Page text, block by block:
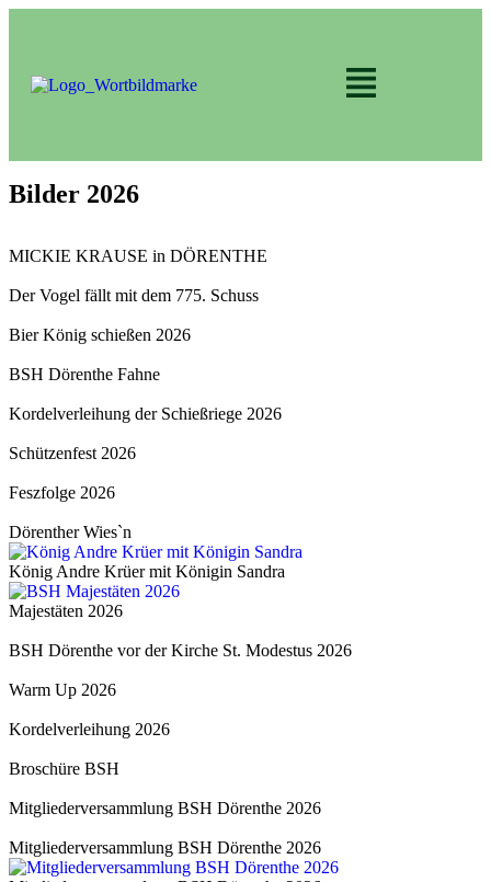
Bilder 2026
MICKIE KRAUSE in DÖRENTHE
Der Vogel fällt mit dem 775. Schuss
Bier König schießen 2026
BSH Dörenthe Fahne
Kordelverleihung der Schießriege 2026
Schützenfest 2026
Feszfolge 2026
Dörenther Wies`n
König Andre Krüer mit Königin Sandra
Majestäten 2026
BSH Dörenthe vor der Kirche St. Modestus 2026
Warm Up 2026
Kordelverleihung 2026
Broschüre BSH
Mitgliederversammlung BSH Dörenthe 2026
Mitgliederversammlung BSH Dörenthe 2026